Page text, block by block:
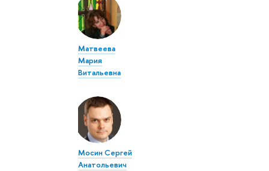
Матвеева
Мария
Витальевна
Мосин Сергей
Анатольевич